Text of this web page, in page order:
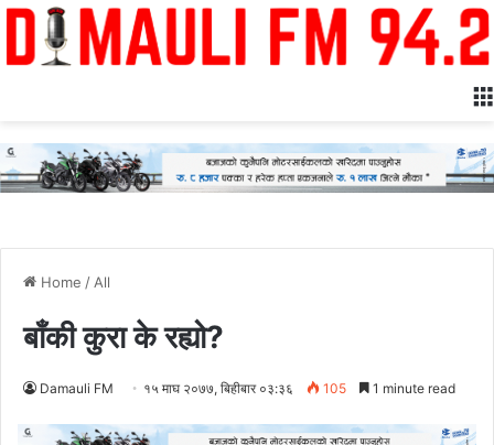
Home / All
बाँकी कुरा के रह्यो?
Damauli FM १५ माघ २०७७, बिहीबार ०३:३६ 105 1 minute read